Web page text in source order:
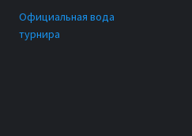
Официальная вода
турнира